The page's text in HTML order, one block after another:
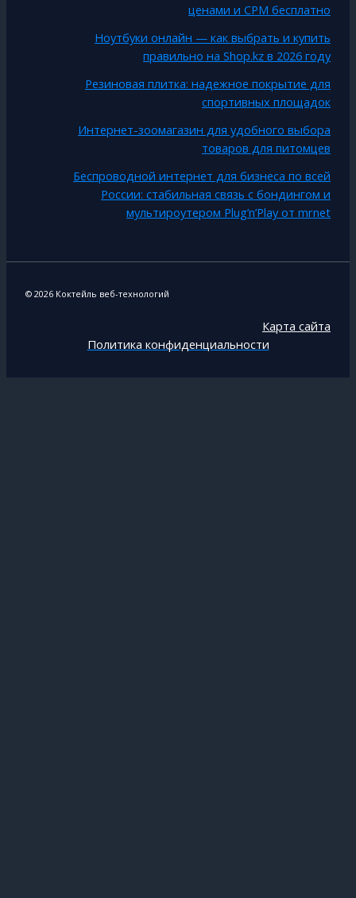
ценами и CPM бесплатно
Ноутбуки онлайн — как выбрать и купить
правильно на Shop.kz в 2026 году
Резиновая плитка: надежное покрытие для
спортивных площадок
Интернет-зоомагазин для удобного выбора
товаров для питомцев
Беспроводной интернет для бизнеса по всей
России: стабильная связь с бондингом и
мультироутером Plug’n’Play от mrnet
© 2026 Коктейль веб-технологий
Карта сайта
Политика конфиденциальности